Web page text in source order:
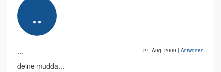
... 27. Aug. 2009 | Antworten
deine mudda...